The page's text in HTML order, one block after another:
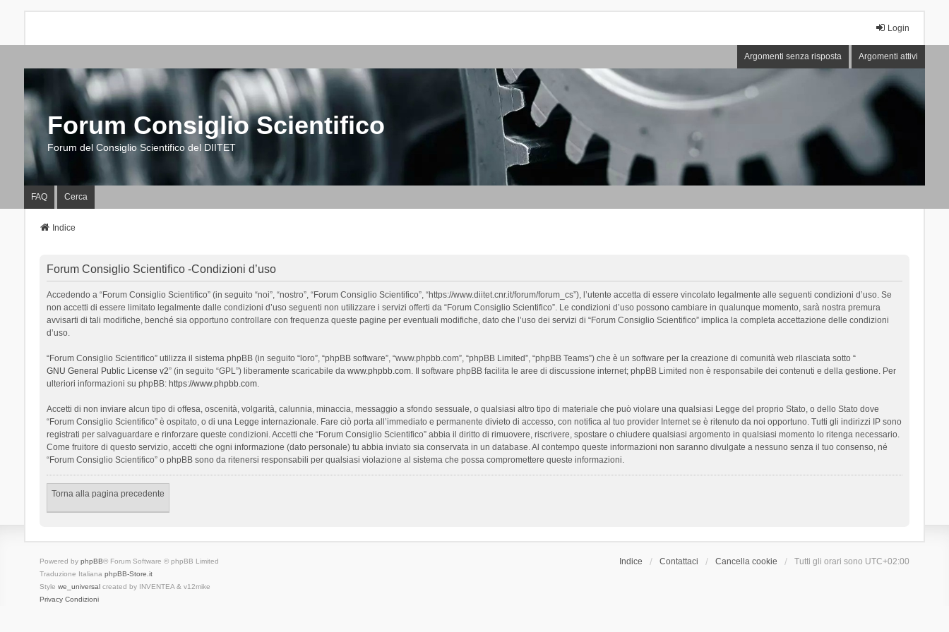
Login
Argomenti senza risposta Argomenti attivi
Forum Consiglio Scientifico
Forum del Consiglio Scientifico del DIITET
FAQ Cerca
Indice
Forum Consiglio Scientifico -Condizioni d’uso
Accedendo a “Forum Consiglio Scientifico” (in seguito “noi”, “nostro”, “Forum Consiglio Scientifico”, “https://www.diitet.cnr.it/forum/forum_cs”), l’utente accetta di essere vincolato legalmente alle seguenti condizioni d’uso. Se
non accetti di essere limitato legalmente dalle condizioni d’uso seguenti non utilizzare i servizi offerti da “Forum Consiglio Scientifico”. Le condizioni d’uso possono cambiare in qualunque momento, sarà nostra premura
avvisarti di tali modifiche, benché sia opportuno controllare con frequenza queste pagine per eventuali modifiche, dato che l’uso dei servizi di “Forum Consiglio Scientifico” implica la completa accettazione delle condizioni
d’uso.
“Forum Consiglio Scientifico” utilizza il sistema phpBB (in seguito “loro”, “phpBB software”, “www.phpbb.com”, “phpBB Limited”, “phpBB Teams”) che è un software per la creazione di comunità web rilasciata sotto “
GNU General Public License v2” (in seguito “GPL”) liberamente scaricabile da www.phpbb.com. Il software phpBB facilita le aree di discussione internet; phpBB Limited non è responsabile dei contenuti e della gestione. Per
ulteriori informazioni su phpBB: https://www.phpbb.com.
Accetti di non inviare alcun tipo di offesa, oscenità, volgarità, calunnia, minaccia, messaggio a sfondo sessuale, o qualsiasi altro tipo di materiale che può violare una qualsiasi Legge del proprio Stato, o dello Stato dove
“Forum Consiglio Scientifico” è ospitato, o di una Legge internazionale. Fare ciò porta all’immediato e permanente divieto di accesso, con notifica al tuo provider Internet se è ritenuto da noi opportuno. Tutti gli indirizzi IP sono
registrati per salvaguardare e rinforzare queste condizioni. Accetti che “Forum Consiglio Scientifico” abbia il diritto di rimuovere, riscrivere, spostare o chiudere qualsiasi argomento in qualsiasi momento lo ritenga necessario.
Come fruitore di questo servizio, accetti che ogni informazione (dato personale) tu abbia inviato sia conservata in un database. Al contempo queste informazioni non saranno divulgate a nessuno senza il tuo consenso, né
“Forum Consiglio Scientifico” o phpBB sono da ritenersi responsabili per qualsiasi violazione al sistema che possa compromettere queste informazioni.
Torna alla pagina precedente
Indice Contattaci Cancella cookie Tutti gli orari sono UTC+02:00
Powered by phpBB® Forum Software © phpBB Limited
Traduzione Italiana phpBB-Store.it
Style we_universalcreated by INVENTEA & v12mike
Privacy Condizioni